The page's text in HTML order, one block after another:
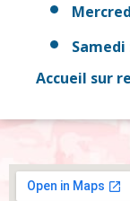
Samedi
Accueil sur